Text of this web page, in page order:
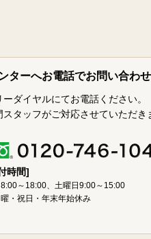
ターへお電話でお問い合わせ
ーダイヤルにてお電話ください。
スタッフがご対応させていただき
時間]
～18:00、土曜日9:00～15:00
・祝日・年末年始休み